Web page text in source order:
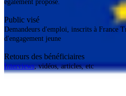
également proposé.
Public visé
Demandeurs d'emploi, inscrits à France
d'engagement jeune
Retours des bénéficiaires
Interviews, vidéos, articles, etc